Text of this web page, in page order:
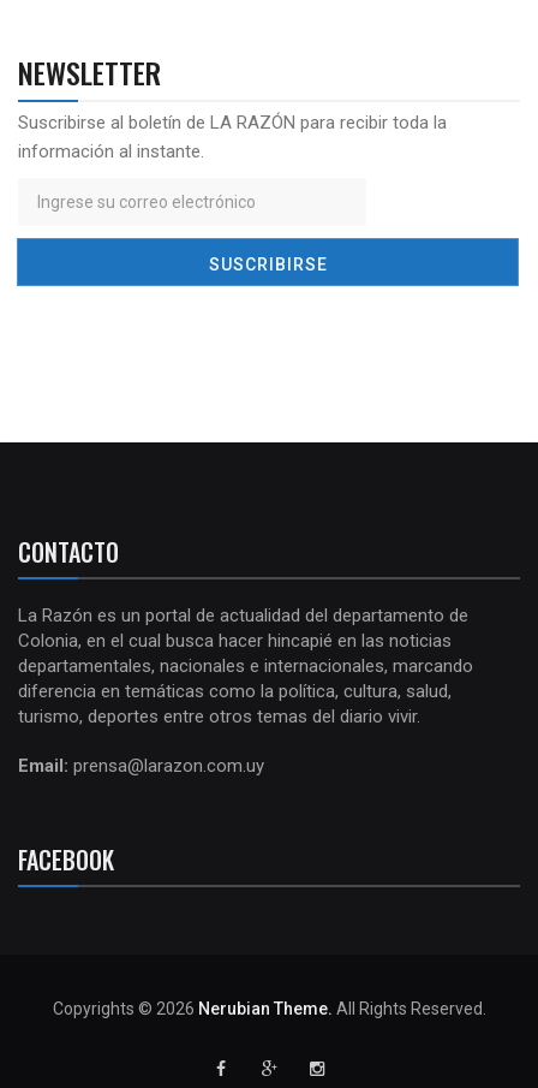
NEWSLETTER
Suscribirse al boletín de LA RAZÓN para recibir toda la
información al instante.
CONTACTO
La Razón es un portal de actualidad del departamento de
Colonia, en el cual busca hacer hincapié en las noticias
departamentales, nacionales e internacionales, marcando
diferencia en temáticas como la política, cultura, salud,
turismo, deportes entre otros temas del diario vivir.
Email: prensa@larazon.com.uy
FACEBOOK
Copyrights © 2026 Nerubian Theme. All Rights Reserved.